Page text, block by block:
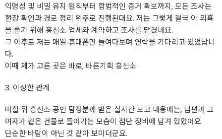
익명성 및 비밀 유지 원칙부터 합법적인 증거 확보까지, 모든 조사는
현장 확인과 경로 정리 위주로 진행된대요. 저는 그렇게 결국 이 의혹
을 풀기 위해 흥신소 업체와 계약하고 조사를 맡겼네요.
그 이후로 저는 매일 휴대폰만 들여다보며 연락을 기다리고 있었답니
다.
이때 제가 고른 곳은 바로, 바른기획 흥신소
3. 이상한 관계
며칠 뒤 흥신소 공인 탐정분께 받은 실시간 보고 내용에는, 남편과 그
여자가 같은 건물로 들어가는 모습이 첨단 장비에 담겨 있었어요.
단순한 바람이 아닌 것 같아 보이더군요.